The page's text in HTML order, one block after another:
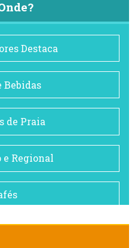
Destaca
Bebidas
de Praia
Regional